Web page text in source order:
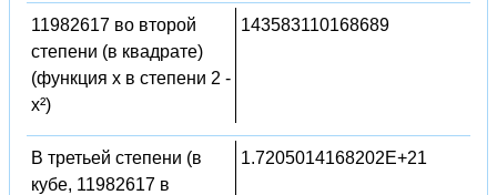
11982617 во второй
степени (в квадрате)
(функция x в степени 2 -
x²)
143583110168689
В третьей степени (в
кубе, 11982617 в
1.7205014168202E+21